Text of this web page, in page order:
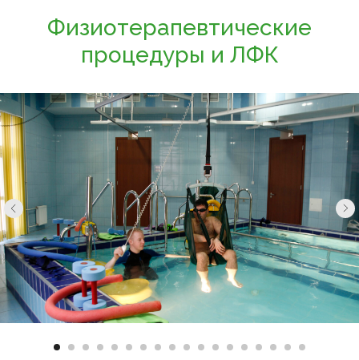
Физиотерапевтические
процедуры и ЛФК